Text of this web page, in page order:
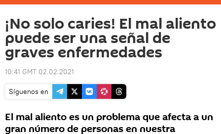
¡No solo caries! El mal aliento
puede ser una señal de
graves enfermedades
10:41 GMT 02.02.2021
Síguenos en
El mal aliento es un problema que afecta a un
gran número de personas en nuestra